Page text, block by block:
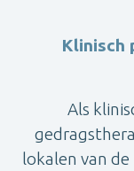
Klinisch
Als
lokalen van